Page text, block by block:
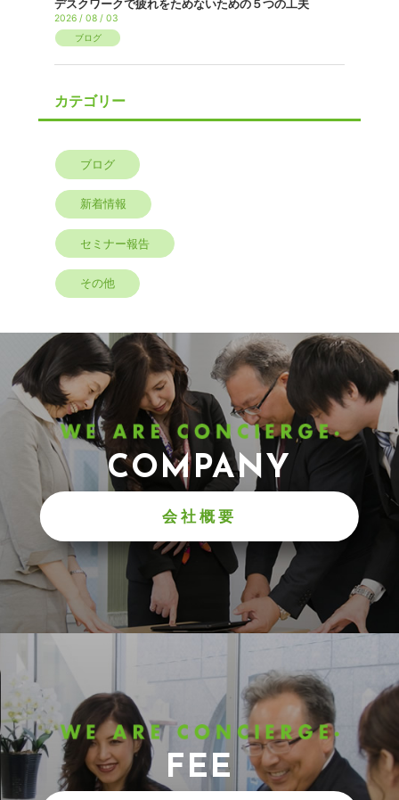
デスクワークで疲れをためないための５つの工夫
2026 / 08 / 03
ブログ
カテゴリー
ブログ
新着情報
セミナー報告
その他
COMPANY
会社概要
FEE